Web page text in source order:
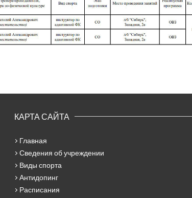
КАРТА САЙТА
Главная
Сведения об учреждении
Виды спорта
Антидопинг
Расписания